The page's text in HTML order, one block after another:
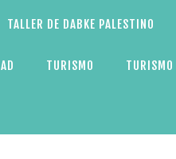
TALLER DE DABKE PALESTINO
TURISMO TURISMO